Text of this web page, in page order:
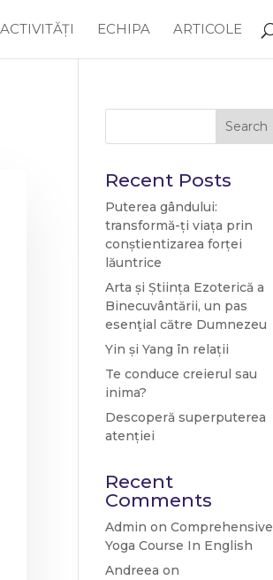
ACTIVITĂȚI ECHIPA ARTICOLE
Search
Recent Posts
Puterea gândului:
transformă-ți viața prin
conștientizarea forței
lăuntrice
Arta și Știința Ezoterică a
Binecuvântării, un pas
esenţial către Dumnezeu
Yin și Yang în relații
Te conduce creierul sau
inima?
Descoperă superputerea
atenției
Recent
Comments
Admin onComprehensive
Yoga Course In English
Andreea on